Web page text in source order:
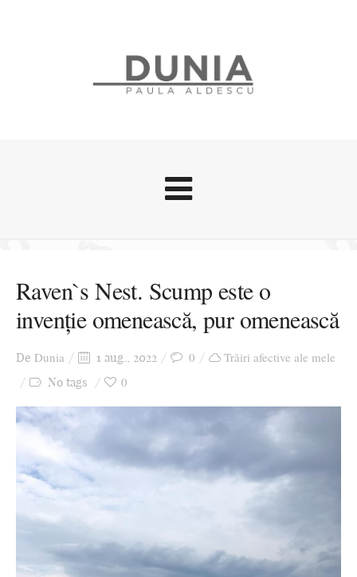
Stari afective
Zice Dunia
Călătorii
Cursuri povestite
Raven`s Nest. Scump este o
invenție omenească, pur omenească
De Dunia 1 aug., 2022 0 Trăiri afective ale mele
No tags 0